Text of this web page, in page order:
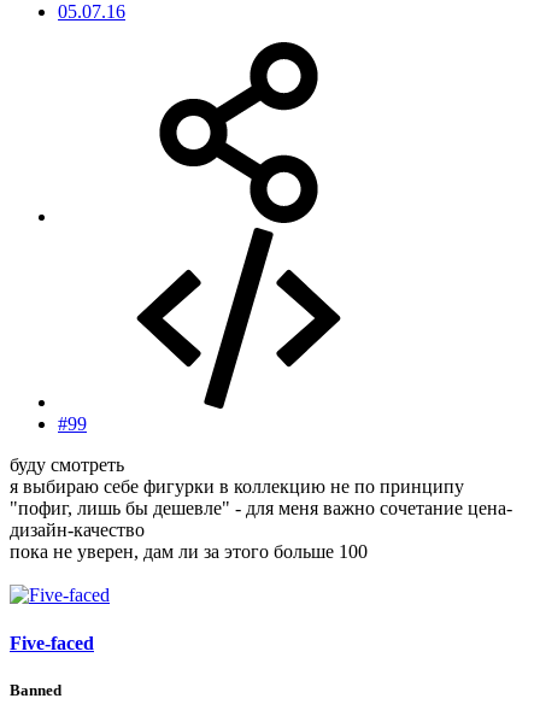
05.07.16
#99
буду смотреть
я выбираю себе фигурки в коллекцию не по принципу
"пофиг, лишь бы дешевле" - для меня важно сочетание цена-
дизайн-качество
пока не уверен, дам ли за этого больше 100
Five-faced
Banned